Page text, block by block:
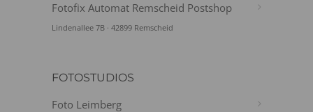
Fotofix Automat Remscheid Postshop
Lindenallee 7B · 42899 Remscheid
FOTOSTUDIOS
Foto Leimberg